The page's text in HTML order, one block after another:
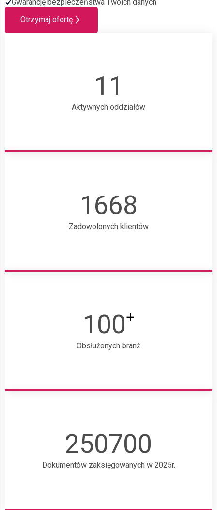
11
Aktywnych oddziałów
1668
Zadowolonych klientów
100+
Obsłużonych branż
250700
Dokumentów zaksięgowanych w 2025r.
Gwarancję bezpieczeństwa Twoich danych
Otrzymaj ofertę